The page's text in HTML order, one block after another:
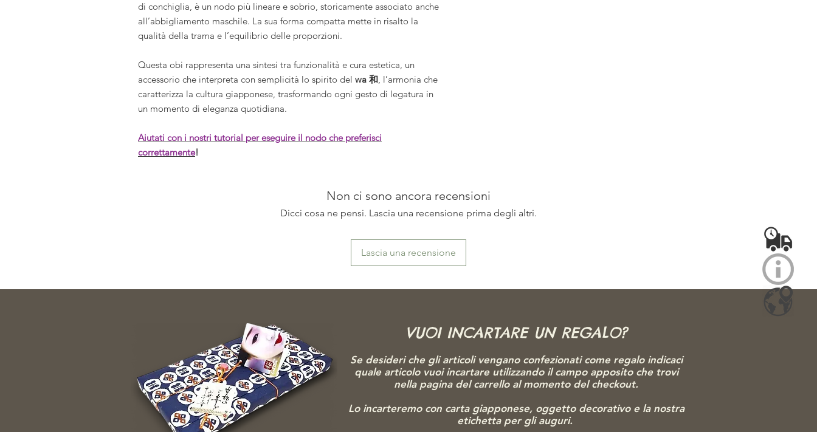
di conchiglia, è un nodo più lineare e sobrio, storicamente associato anche
all’abbigliamento maschile. La sua forma compatta mette in risalto la
qualità della trama e l’equilibrio delle proporzioni.
Questa obi rappresenta una sintesi tra funzionalità e cura estetica, un
accessorio che interpreta con semplicità lo spirito del wa 和, l’armonia che
caratterizza la cultura giapponese, trasformando ogni gesto di legatura in
un momento di eleganza quotidiana.
Aiutati con i nostri tutorial per eseguire il nodo che preferisci
correttamente!
Non ci sono ancora recensioni
Dicci cosa ne pensi. Lascia una recensione prima degli altri.
Lascia una recensione
VUOI INCARTARE UN REGALO?
Se desideri che gli articoli vengano confezionati come regalo indicaci
quale articolo vuoi incartare utilizzando il campo apposito che trovi
nella pagina del carrello al momento del checkout.
Lo incarteremo con carta giapponese, oggetto decorativo e la nostra
etichetta per gli auguri.